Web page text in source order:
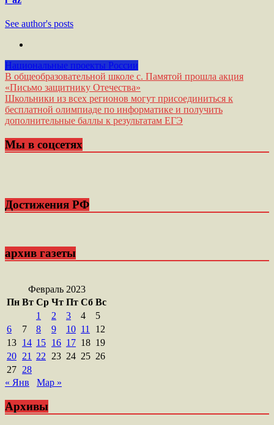
See author's posts
Национальные проекты России
Навигация
по
записям
В общеобразовательной школе с. Памятой прошла акция
«Письмо защитнику Отечества»
Школьники из всех регионов могут присоединиться к
бесплатной олимпиаде по информатике и получить
дополнительные баллы к результатам ЕГЭ
Мы в соцсетях
Достижения РФ
архив газеты
Февраль 2023
Пн Вт Ср Чт Пт Сб Вс
1
2 3 4
5
6
7 8 9 10 11
12
13 14 15 16 17 18 19
20 21 22 23 24 25 26
27 28
« Янв
Мар »
Архивы